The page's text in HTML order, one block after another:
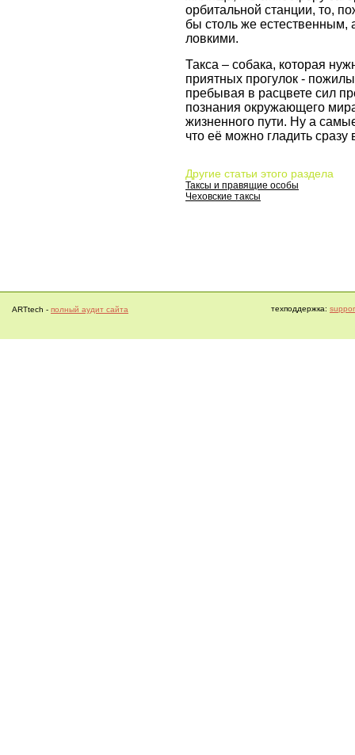
орбитальной станции, то,
бы столь же естественным,
ловкими.
Такса – собака, которая
приятных прогулок -
пребывая в расцвете сил
познания окружающего
жизненного пути. Ну а
что её можно гладить сразу
Другие статьи этого раздела
Таксы и правящие особы
Чеховские таксы
ARTtech - полный аудит сайта техподдержка: